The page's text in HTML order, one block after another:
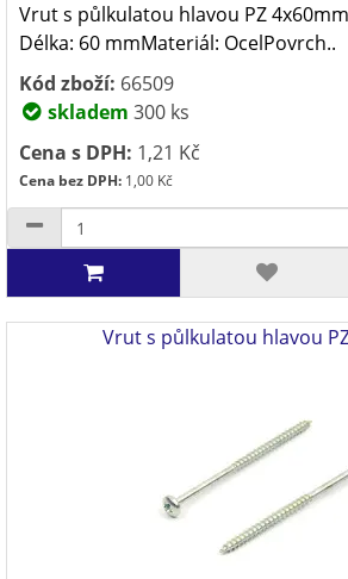
Vrut s půlkulatou hlavou PZ
Délka: 60 mmMateriál: OcelPovrch..
Kód zboží: 66509
skladem 300 ks
Cena s DPH: 1,21 Kč
Cena bez DPH: 1,00 Kč
Vrut s půlkulatou hlavou